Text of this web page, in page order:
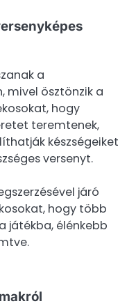
a
mivel ösztönzik a
hogy
teremtenek,
készségeiket
versenyt.
járó
hogy több
játékba, élénkebb